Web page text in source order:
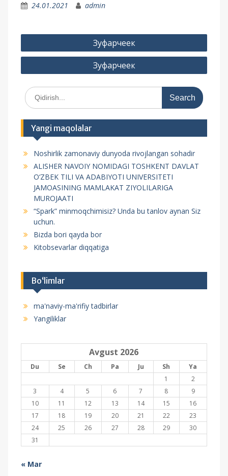
24.01.2021 admin
P
o
m
u
Зуфарчеек
Зуфарчеек
S
e
c
f
o
Yangi maqolalar
Noshirlik zamonaviy dunyoda rivojlangan sohadir
ALISHER NAVOIY NOMIDAGI TOSHKENT DAVLAT
O‘ZBEK TILI VA ADABIYOTI UNIVERSITETI
JAMOASINING MAMLAKAT ZIYOLILARIGA
MUROJAATI
“Spark” minmoqchimisiz? Unda bu tanlov aynan Siz
uchun.
Bizda bori qayda bor
Kitobsevarlar diqqatiga
Bo‘limlar
ma'naviy-ma'rifiy tadbirlar
Yangiliklar
Avgust 2026
Du Se Ch Pa Ju Sh
Ya
1
2
3
4 5 6 7 8
9
10
11 12 13 14 15
16
17
18 19 20 21 22
23
24
25 26 27 28 29
30
31
« Mar